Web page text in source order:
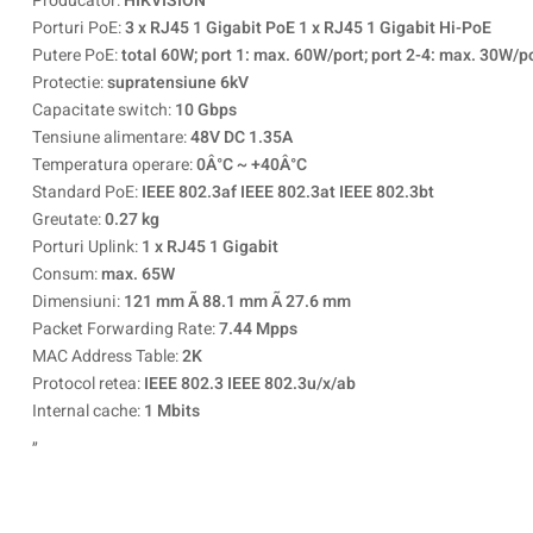
Porturi PoE:3 x RJ45 1 Gigabit PoE 1 x RJ45 1 Gigabit Hi-PoE
Putere PoE:total 60W; port 1: max. 60W/port; port 2-4: max. 30W/
Protectie:supratensiune 6kV
Capacitate switch:10 Gbps
Tensiune alimentare:48V DC 1.35A
Temperatura operare:0Â°C ~ +40Â°C
Standard PoE:IEEE 802.3af IEEE 802.3at IEEE 802.3bt
Greutate:0.27 kg
Porturi Uplink:1 x RJ45 1 Gigabit
Consum:max. 65W
Dimensiuni:121 mm Ã 88.1 mm Ã 27.6 mm
Packet Forwarding Rate:7.44 Mpps
MAC Address Table:2K
Protocol retea:IEEE 802.3 IEEE 802.3u/x/ab
Internal cache:1 Mbits
„